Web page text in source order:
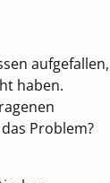
aufgefallen,
haben.
Problem?